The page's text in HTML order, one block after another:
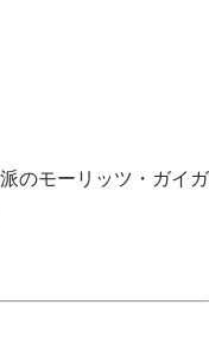
のモーリッツ・ガイガ